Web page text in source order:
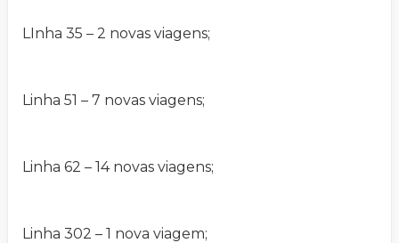
LInha 35 – 2 novas viagens;
Linha 51 – 7 novas viagens;
Linha 62 – 14 novas viagens;
Linha 302 – 1 nova viagem;